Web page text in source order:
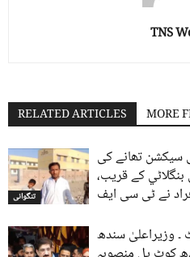
TNS
RELATED ARTICLES MORE
تنگوانی
سیکشن تھانے کی
کے قریب،
وزیراعلیٰ سندھ